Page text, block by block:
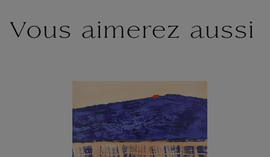
Vous aimerez aussi